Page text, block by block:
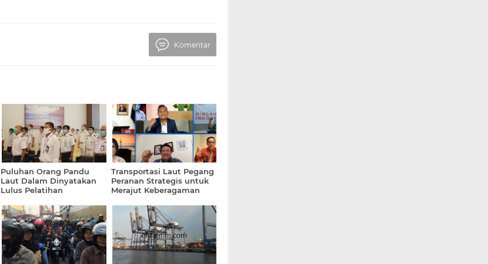
Komentar
Puluhan Orang Pandu
Laut Dalam Dinyatakan
Lulus Pelatihan
Transportasi Laut Pegang
Peranan Strategis untuk
Merajut Keberagaman
Pertumbuhan Ekonomi